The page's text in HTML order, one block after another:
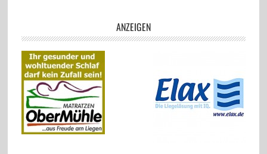
ANZEIGEN